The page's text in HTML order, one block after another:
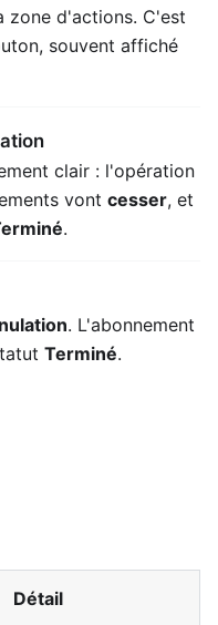
zone d'actions. C'est
souvent affiché
clair : l'opération
vont cesser, et
.
. L'abonnement
Terminé.
Détail